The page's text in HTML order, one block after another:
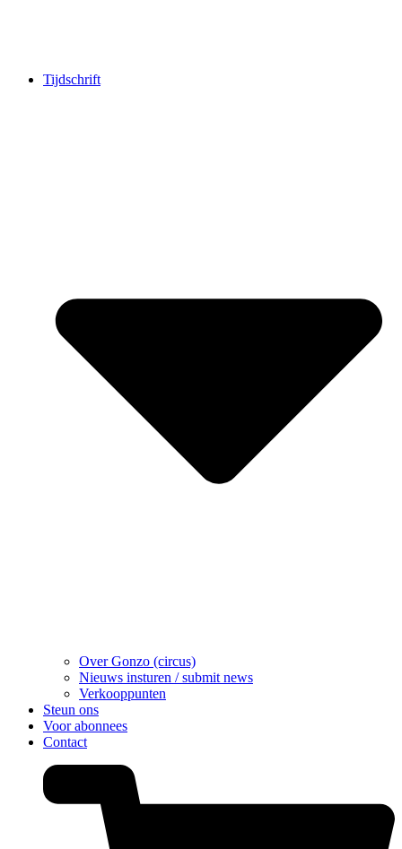
Tijdschrift
Over Gonzo (circus)
Nieuws insturen / submit news
Verkooppunten
Steun ons
Voor abonnees
Contact